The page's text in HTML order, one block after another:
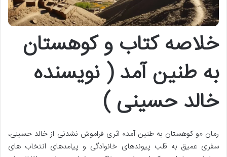
خلاصه کتاب و کوهستان
به طنین آمد ( نویسنده
خالد حسینی )
رمان «و کوهستان به طنین آمد» اثری فراموش نشدنی از خالد حسینی،
سفری عمیق به قلب پیوندهای خانوادگی و پیامدهای انتخاب های